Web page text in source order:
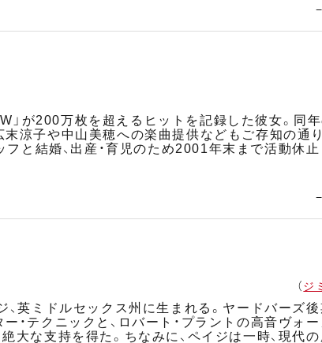
」が200万枚を超えるヒットを記録した彼女。同
涼子や中山美穂への楽曲提供などもご存知の通り
結婚、出産・育児のため2001年末まで活動休止
（ジ
、英ミドルセックス州に生まれる。ヤードバーズ
・テクニックと、ロバート・プラントの高音ヴォ
大な支持を得た。ちなみに、ペイジは一時、現代